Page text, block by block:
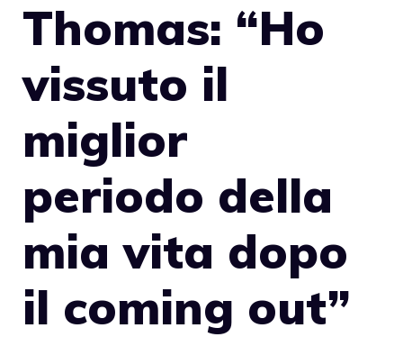
Thomas: “Ho
vissuto il
miglior
periodo della
mia vita dopo
il coming out”